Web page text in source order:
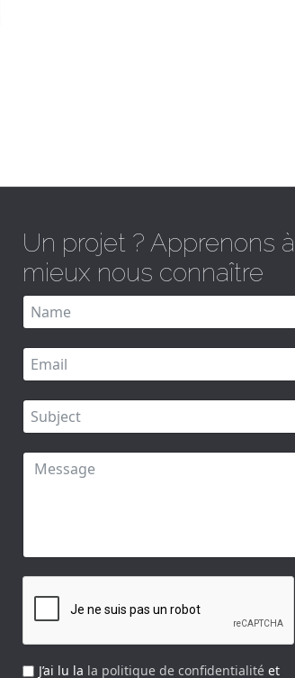
Un projet ? Apprenons à
mieux nous connaître
J’ai lu la la politique de confidentialité et